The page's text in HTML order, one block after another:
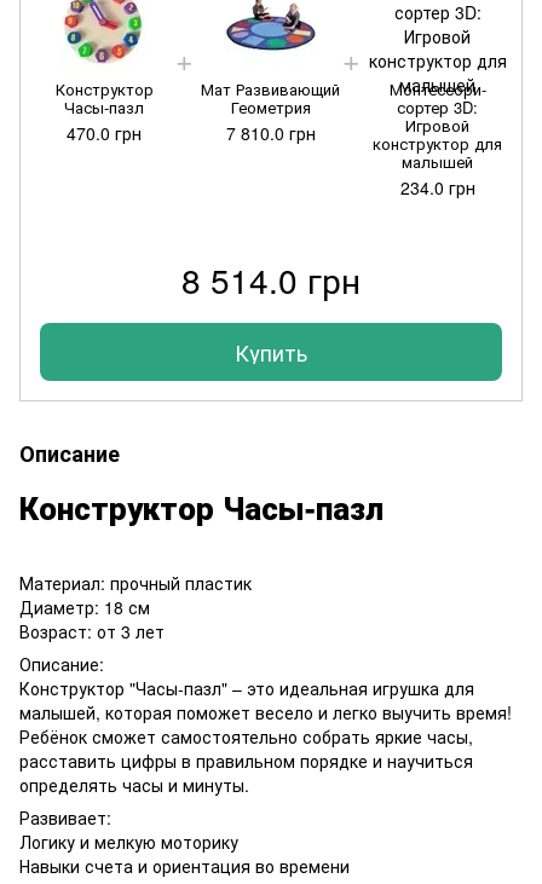
Конструктор
Часы-пазл
470.0 грн
Мат Развивающий
Геометрия
7 810.0 грн
Монтессори-
сортер 3D:
Игровой
конструктор для
малышей
234.0 грн
8 514.0 грн
Купить
Описание
Конструктор Часы-пазл
Материал: прочный пластик
Диаметр: 18 см
Возраст: от 3 лет
Описание:
Конструктор "Часы-пазл" – это идеальная игрушка для
малышей, которая поможет весело и легко выучить время!
Ребёнок сможет самостоятельно собрать яркие часы,
расставить цифры в правильном порядке и научиться
определять часы и минуты.
Развивает:
Логику и мелкую моторику
Навыки счета и ориентация во времени